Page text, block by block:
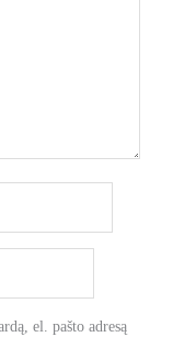
el. pašto adresą